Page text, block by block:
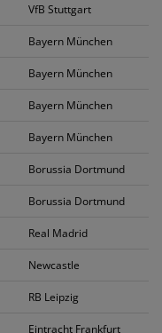
VfB Stuttgart
Bayern München
Bayern München
Bayern München
Bayern München
Borussia Dortmund
Borussia Dortmund
Real Madrid
Newcastle
RB Leipzig
Eintracht Frankfurt